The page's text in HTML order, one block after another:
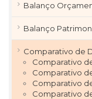
Balanço
Balanço
Comparativo de
Comparativo
Comparativo
Comparativo
Comparativo